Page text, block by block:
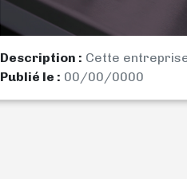
Description : Cette
Publié le : 00/00/0000